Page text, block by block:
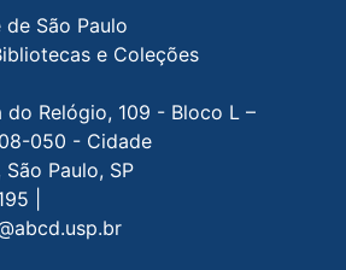
São Paulo
e Coleções
do Relógio, 109 - Bloco L –
050 - Cidade
Paulo, SP
|